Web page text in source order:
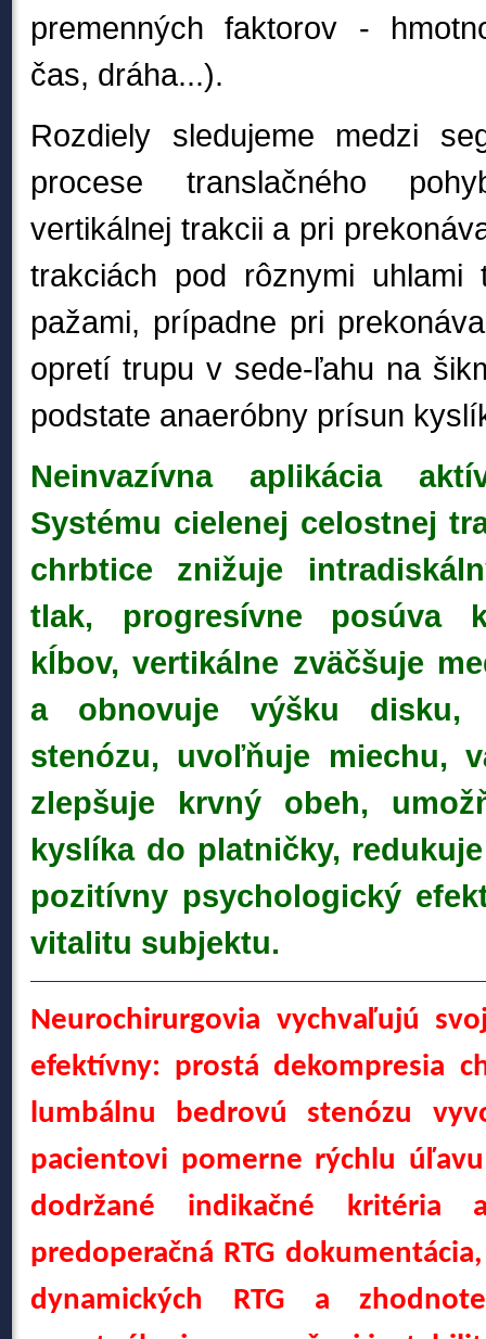
premenných faktorov -
čas, dráha...).
Rozdiely sledujeme medzi
procese translačného
vertikálnej trakcii a pri
trakciách pod rôznymi uhlami
pažami, prípadne pri
opretí trupu v sede-ľahu na
podstate anaeróbny prísun
Neinvazívna aplikácia
Systému cielenej celostnej
chrbtice znižuje
tlak, progresívne posúva
kĺbov, vertikálne zväčšuje
a obnovuje výšku disku,
stenózu, uvoľňuje miechu,
zlepšuje krvný obeh,
kyslíka do platničky,
pozitívny psychologický
vitalitu subjektu.
Neurochirurgovia vychvaľujú
efektívny: prostá dekompresia
lumbálnu bedrovú stenózu
pacientovi pomerne rýchlu
dodržané indikačné kritéria
predoperačná RTG
dynamických RTG a